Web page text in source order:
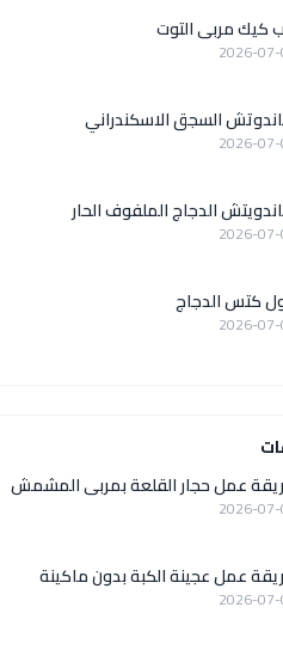
كيك مربى التوت
2026-
السجق الاسكندراني
2026-
الدجاج الملفوف الحار
2026-
كتس الدجاج
2026-
عمل حجار القلعة بمربى المشمش
2026-
عمل عجينة الكبة بدون ماكينة
2026-